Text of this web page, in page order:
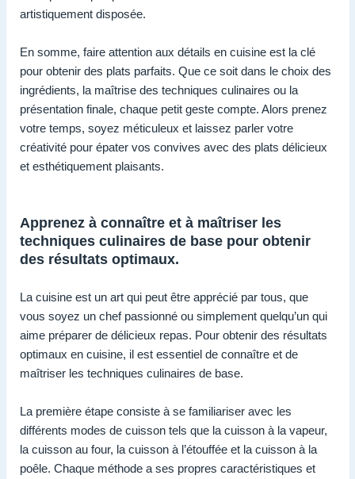
artistiquement disposée.
En somme, faire attention aux détails en cuisine est la clé
pour obtenir des plats parfaits. Que ce soit dans le choix des
ingrédients, la maîtrise des techniques culinaires ou la
présentation finale, chaque petit geste compte. Alors prenez
votre temps, soyez méticuleux et laissez parler votre
créativité pour épater vos convives avec des plats délicieux
et esthétiquement plaisants.
Apprenez à connaître et à maîtriser les
techniques culinaires de base pour obtenir
des résultats optimaux.
La cuisine est un art qui peut être apprécié par tous, que
vous soyez un chef passionné ou simplement quelqu’un qui
aime préparer de délicieux repas. Pour obtenir des résultats
optimaux en cuisine, il est essentiel de connaître et de
maîtriser les techniques culinaires de base.
La première étape consiste à se familiariser avec les
différents modes de cuisson tels que la cuisson à la vapeur,
la cuisson au four, la cuisson à l’étouffée et la cuisson à la
poêle. Chaque méthode a ses propres caractéristiques et